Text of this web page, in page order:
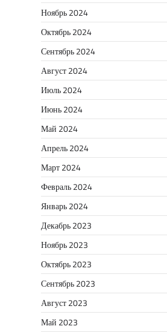
Ноябрь 2024
Октябрь 2024
Сентябрь 2024
Август 2024
Июль 2024
Июнь 2024
Май 2024
Апрель 2024
Март 2024
Февраль 2024
Январь 2024
Декабрь 2023
Ноябрь 2023
Октябрь 2023
Сентябрь 2023
Август 2023
Май 2023